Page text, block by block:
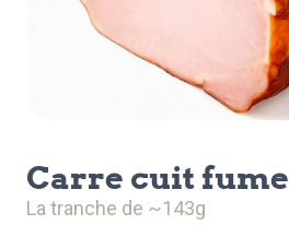
carre cuit fume
la tranche de ~143g